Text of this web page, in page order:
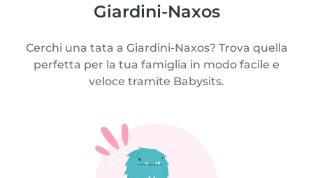
Giardini-Naxos
Cerchi una tata a Giardini-Naxos? Trova quella
perfetta per la tua famiglia in modo facile e
veloce tramite Babysits.